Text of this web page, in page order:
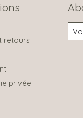
retours
privée